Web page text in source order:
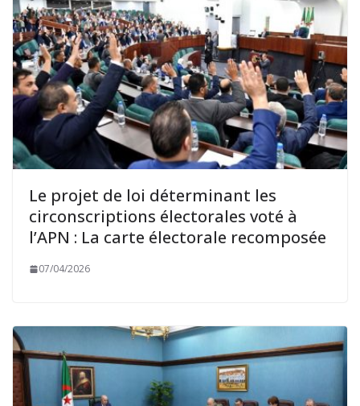
Le projet de loi déterminant les
circonscriptions électorales voté à
l’APN : La carte électorale recomposée
07/04/2026